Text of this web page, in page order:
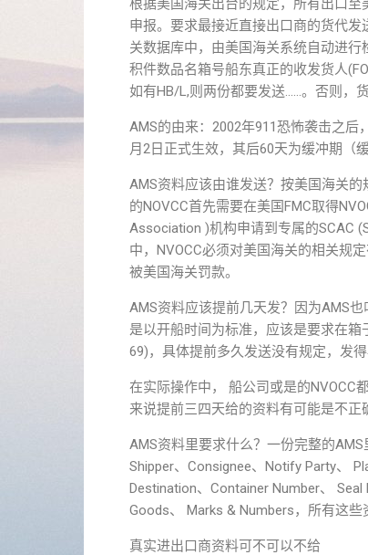
根据美国海关出台的规定，所有出口
申报。要求最接近直接出口商的货代
关数据库中，由美国海关系统自动进
积件数品名箱号船东真正的收发货人
如有HB/L,则两份都要发送……。否则，
AMS的由来：2002年911恐怖袭击之后
月2日正式生效，其后60天为缓冲期（
AMS资料应该由谁发送？按美国海关
的NOVCC首先需要在美国FMC取得
Association )机构申请到专属的SCAC
中，NVOCC必须对美国海关的相关规
被美国海关罚款。
AMS资料应该提前几天发？因为AMS
是以开船时间为标准，应该是要求在
69)，具体提前多久发送没有规定，发
在实际操作中， 船公司或是的NVOCC
来说提前三四天给的资料有可能是不正
AMS资料里要求什么？一份完整的AMS
Shipper、Consignee、Notify Party、
Destination、Container Number、
Goods、 Marks & Numbers，所有这些
真实进出口商资料可不可以不给